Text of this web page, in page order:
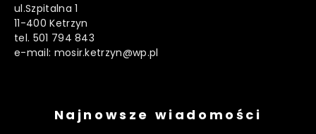
ul.Szpitalna 1
11-400 Ketrzyn
tel. 501 794 843
e-mail: mosir.ketrzyn@wp.pl
Najnowsze wiadomości